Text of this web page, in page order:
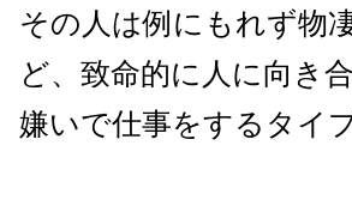
その人は例にもれず物
ど、致命的に人に向き
嫌いで仕事をするタイ